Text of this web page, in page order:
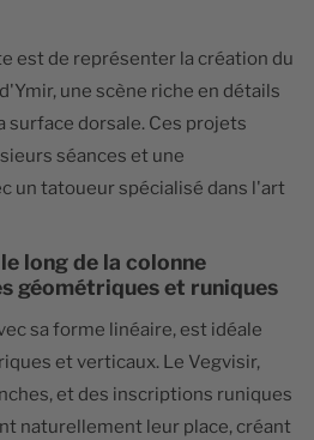
est de représenter la création du
une scène riche en détails
surface dorsale. Ces projets
séances et une
un tatoueur spécialisé dans l'art
long de la colonne
géométriques et runiques
sa forme linéaire, est idéale
et verticaux. Le Vegvisir,
et des inscriptions runiques
naturellement leur place, créant